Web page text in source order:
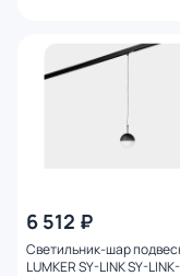
6 512 ₽
Светильник-шар
LUMKER SY-LINK SY-